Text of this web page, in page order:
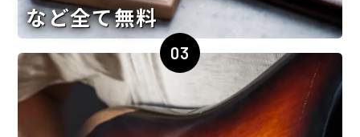
など全て無料
03